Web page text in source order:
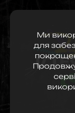
Ми
для